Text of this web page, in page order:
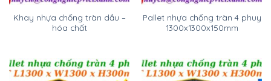
Khay nhựa chống tràn dầu –
hóa chất
Pallet nhựa chống tràn 4 phuy
1300x1300x150mm